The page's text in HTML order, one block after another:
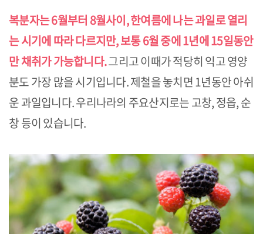
복분자는 6월부터 8월사이, 한여름에 나는 과일로 열리
는 시기에 따라 다르지만, 보통 6월 중에 1년에 15일동안
만 채취가 가능합니다.그리고 이때가 적당히 익고 영양
분도 가장 많을 시기입니다. 제철을 놓치면 1년동안 아쉬
운 과일입니다. 우리나라의 주요산지로는 고창, 정읍, 순
창 등이 있습니다.